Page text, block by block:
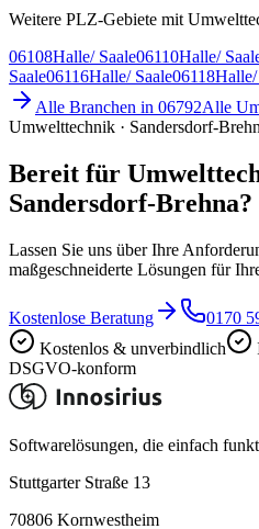
Weitere PLZ-Gebiete mit
06108Halle/ Saale06110Halle/
Saale06116Halle/ Saale06118Halle/
Alle Branchen in 06792Alle
Umwelttechnik · Sandersdorf-
Bereit für
Sandersdorf-Brehna?
Lassen Sie uns über Ihre
maßgeschneiderte Lösungen für
Kostenlose Beratung
0170
Kostenlos & unverbindlich
DSGVO-konform
Softwarelösungen, die einfach
Stuttgarter Straße 13
70806 Kornwestheim